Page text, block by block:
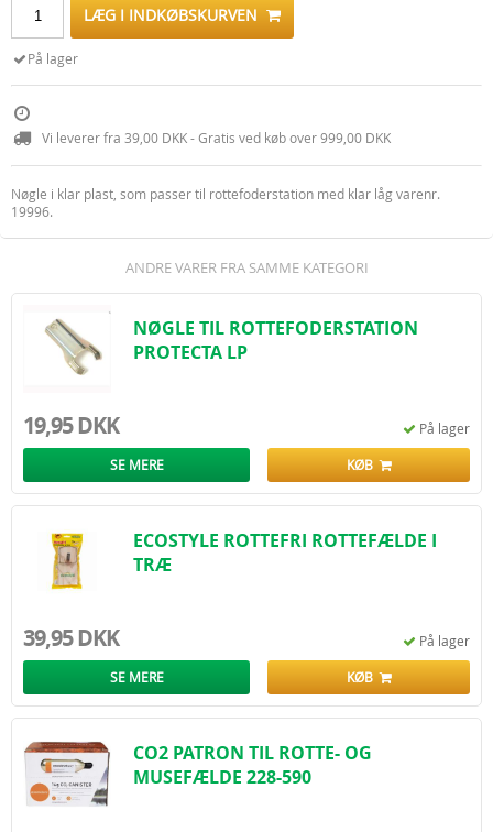
LÆG I INDKØBSKURVEN
På lager
Vi leverer fra 39,00 DKK - Gratis ved køb over 999,00 DKK
Nøgle i klar plast, som passer til rottefoderstation med klar låg varenr.
19996.
ANDRE VARER FRA SAMME KATEGORI
NØGLE TIL ROTTEFODERSTATION
PROTECTA LP
19,95 DKK På lager
SE MERE KØB
ECOSTYLE ROTTEFRI ROTTEFÆLDE I
TRÆ
39,95 DKK På lager
SE MERE KØB
CO2 PATRON TIL ROTTE- OG
MUSEFÆLDE 228-590